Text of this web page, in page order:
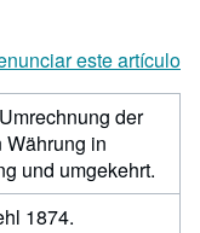
este artículo
der
in
und umgekehrt.
1874.